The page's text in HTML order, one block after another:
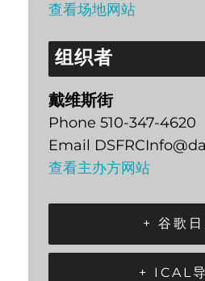
查看场地网站
组织者
戴维斯街
Phone 510-347-4620
Email
查看主办方网站
+ 谷歌日
+ ICAL